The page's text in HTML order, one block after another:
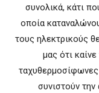
συνολικά, κάτι
οποία
τους ηλεκτρικούς
μας ότι
ταχυθερμοσίφωνες
συνιστούν την